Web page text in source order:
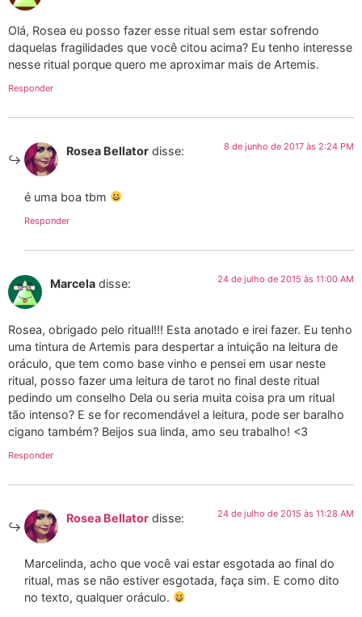
Olá, Rosea eu posso fazer esse ritual sem estar sofrendo
daquelas fragilidades que você citou acima? Eu tenho interesse
nesse ritual porque quero me aproximar mais de Artemis.
Responder
Rosea Bellator disse: 8 de junho de 2017 às 2:24 PM
é uma boa tbm
Responder
Marcela disse: 24 de julho de 2015 às 11:00 AM
Rosea, obrigado pelo ritual!!! Esta anotado e irei fazer. Eu tenho
uma tintura de Artemis para despertar a intuição na leitura de
oráculo, que tem como base vinho e pensei em usar neste
ritual, posso fazer uma leitura de tarot no final deste ritual
pedindo um conselho Dela ou seria muita coisa pra um ritual
tão intenso? E se for recomendável a leitura, pode ser baralho
cigano também? Beijos sua linda, amo seu trabalho! <3
Responder
Rosea Bellator disse: 24 de julho de 2015 às 11:28 AM
Marcelinda, acho que você vai estar esgotada ao final do
ritual, mas se não estiver esgotada, faça sim. E como dito
no texto, qualquer oráculo.